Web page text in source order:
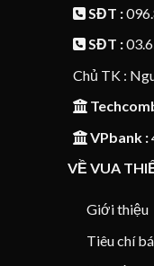
SĐT :
SĐT :
Chủ TK :
VPbank :
VỀ VUA
Giới thiệu
Tiêu chí